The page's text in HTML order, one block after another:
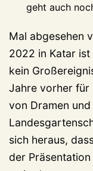
geht auch
Mal abgesehen
2022 in Katar
kein
Jahre vorher für
von Dramen
sich heraus,
der